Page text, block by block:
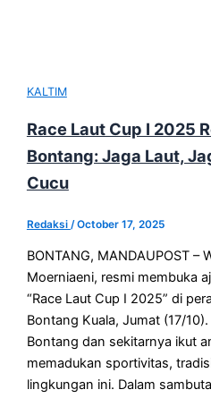
KALTIM
Race Laut Cup I 2025
Bontang: Jaga Laut,
Cucu
Redaksi /October 17, 2025
BONTANG, MANDAUPOST –
Moerniaeni, resmi membuka
“Race Laut Cup I 2025” di
Bontang Kuala, Jumat (17/
Bontang dan sekitarnya ikut
memadukan sportivitas,
lingkungan ini. Dalam